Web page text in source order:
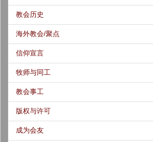
教会历史
海外教会/聚点
信仰宣言
牧师与同工
教会事工
版权与许可
成为会友